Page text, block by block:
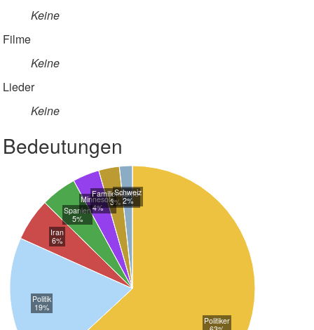
Keine
Filme
Keine
Lieder
Keine
Bedeutungen
Politiker
Politik
19%
Iran
6%
Spanien
5%
Minnesota
4%
Familienname
3%
Schweiz
2%